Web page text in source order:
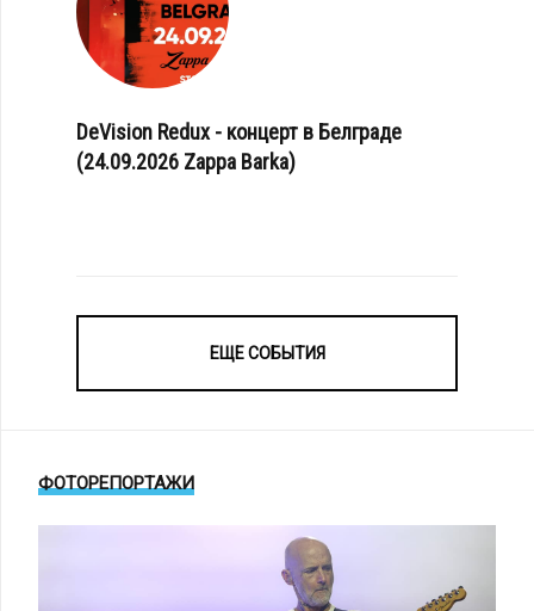
DeVision Redux - концерт в Белграде
(24.09.2026 Zappa Barka)
ЕЩЕ СОБЫТИЯ
ФОТОРЕПОРТАЖИ